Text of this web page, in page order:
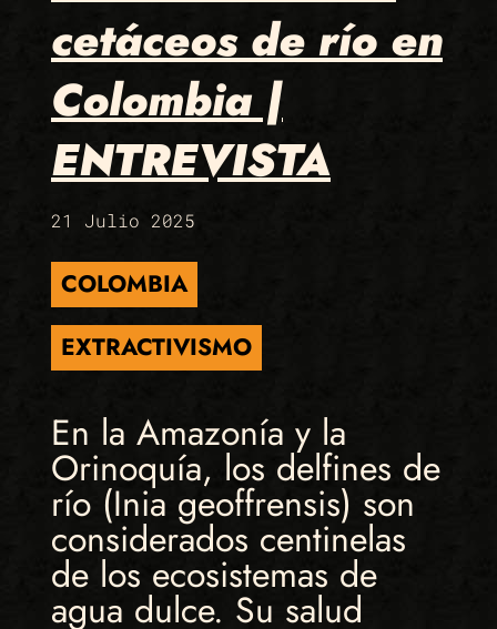
cetáceos de río en
Colombia |
ENTREVISTA
21 Julio 2025
COLOMBIA
EXTRACTIVISMO
En la Amazonía y la
Orinoquía, los delfines de
río (Inia geoffrensis) son
considerados centinelas
de los ecosistemas de
agua dulce. Su salud